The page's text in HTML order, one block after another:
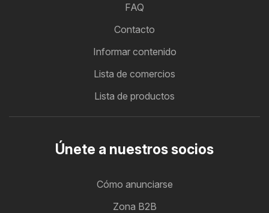
FAQ
Contacto
Informar contenido
Lista de comercios
Lista de productos
Únete a nuestros socios
Cómo anunciarse
Zona B2B